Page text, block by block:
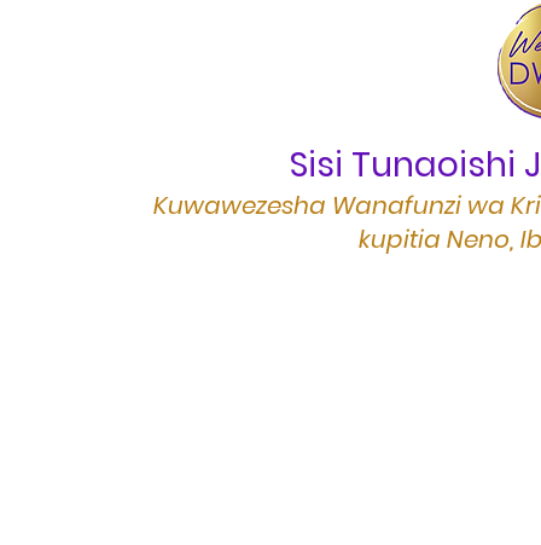
Sisi Tunaoishi
Kuwawezesha Wanafunzi wa
kupitia Neno,